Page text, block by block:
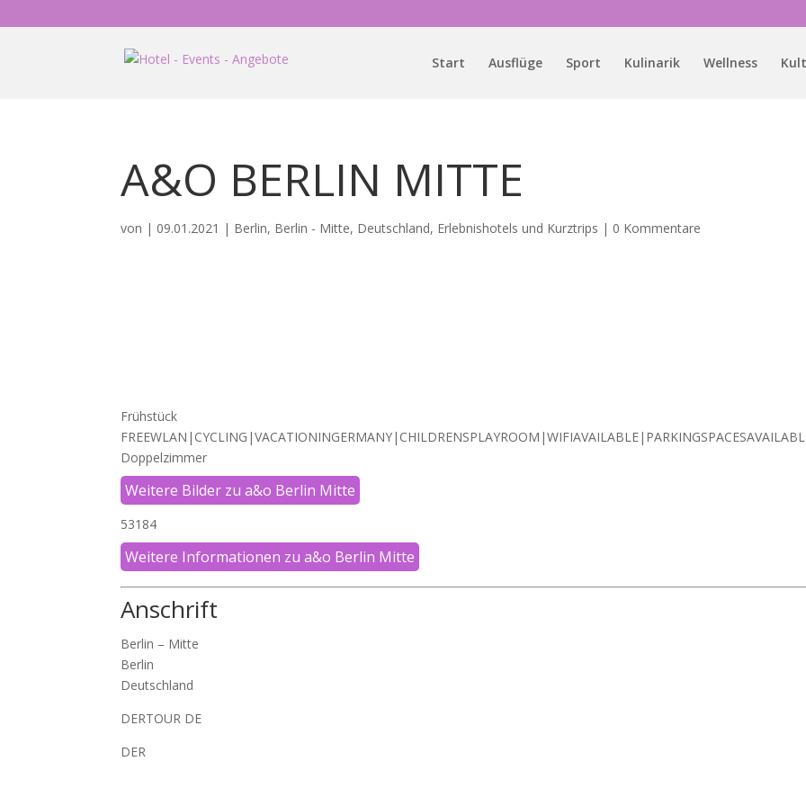
Start Ausflüge Sport Kulinarik Wellness
A&O BERLIN MITTE
von | 09.01.2021 | Berlin, Berlin - Mitte, Deutschland, Erlebnishotels und Kurztrips | 0 Kommentare
Frühstück
Doppelzimmer
Weitere Bilder zu a&o Berlin Mitte
53184
Weitere Informationen zu a&o Berlin Mitte
Anschrift
Berlin – Mitte
Berlin
Deutschland
DERTOUR DE
DER